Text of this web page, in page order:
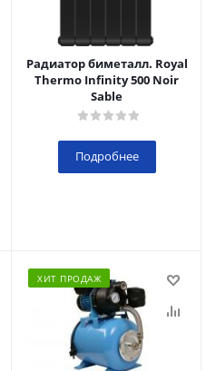
Радиатор биметалл. Royal
Thermo Infinity 500 Noir
Sable
Подробнее
ХИТ ПРОДАЖ